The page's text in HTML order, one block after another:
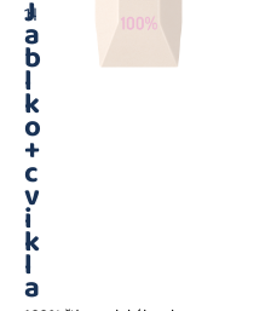
J
a
b
l
k
o
+
c
v
i
k
l
a
1 l